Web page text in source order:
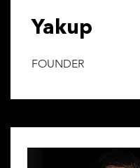
Yakup
FOUNDER